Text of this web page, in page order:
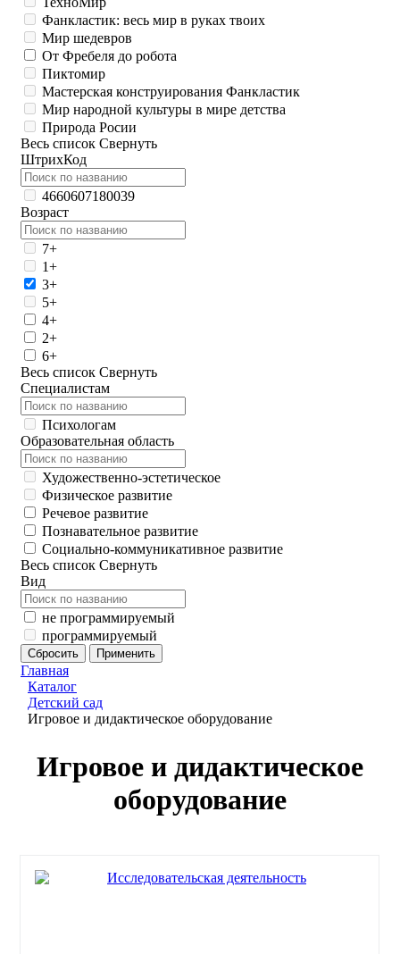
Фанкластик: весь мир в руках твоих
Мир шедевров
От Фребеля до робота
Пиктомир
Мастерская конструирования Фанкластик
Мир народной культуры в мире детства
Природа Росии
Весь список Свернуть
ШтрихКод
4660607180039
Возраст
7+
1+
3+
5+
4+
2+
6+
Весь список Свернуть
Специалистам
Психологам
Образовательная область
Художественно-эстетическое
Физическое развитие
Речевое развитие
Познавательное развитие
Социально-коммуникативное развитие
Весь список Свернуть
Вид
не программируемый
программируемый
Главная
Каталог
Детский сад
Игровое и дидактическое оборудование
Игровое и дидактическое
оборудование